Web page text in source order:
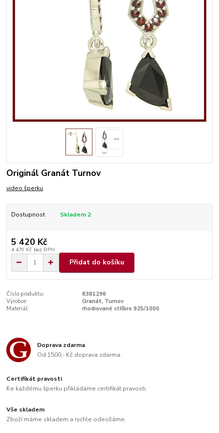
Originál Granát Turnov
video šperku
Dostupnost Skladem 2
5 420 Kč
4 479 Kč bez DPH
Přidat do košíku
Číslo produktu:
6381296
Výrobce:
Granát, Turnov
Materiál:
rhodiované stříbro 925/1000
Doprava zdarma
Od 1500,- Kč doprava zdarma.
Certifikát pravosti
Ke každému šperku přikládáme certifikát pravosti.
Vše skladem
Zboží máme skladem a rychle odesíláme.